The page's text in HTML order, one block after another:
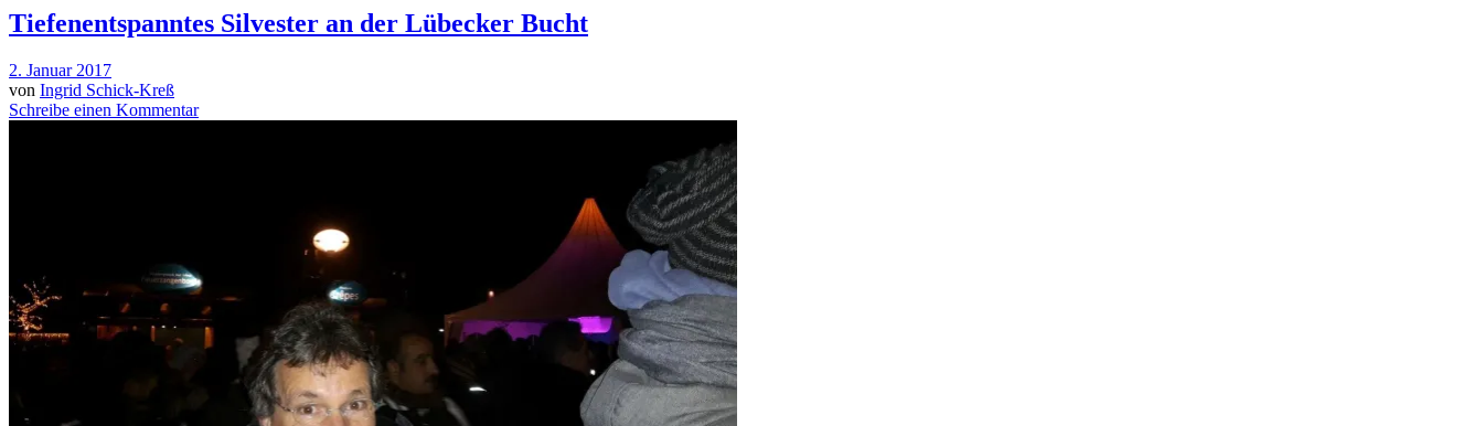
Tiefenentspanntes Silvester an der Lübecker Bucht
2. Januar 2017
von Ingrid Schick-Kreß
Schreibe einen Kommentar